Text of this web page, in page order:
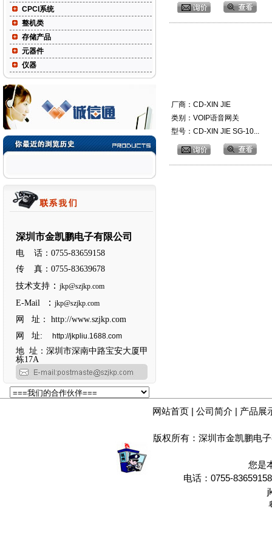
CPCI系统
整机类
存储产品
元器件
仪器
深圳市金凯鹏电子有限公司
电 话：0755-83659158
传 真：0755-83639678
技术支持 ： jkp@szjkp.com
E-Mail ： jkp@szjkp.com
网 址： http://www.szjkp.com
网 址: http://jkpliu.1688.com
地 址：深圳市深南中路宝安大厦甲
栋17A
厂商：CD-XIN JIE
类别：VOIP语音网关
型号：CD-XIN JIE SG-10...
网站首页 | 公司简介 | 产品展
版权所有：深圳市金凯鹏电
您是
电话：0755-